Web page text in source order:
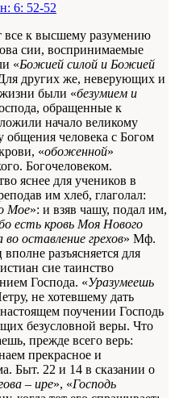
6: 52-52
все к высшему разумению
сии, воспринимаемые
«Божией силой и Божией
других же, неверующих и
были «безумием и
обращенные к
начало великому
общения человека с Богом
«обоженной»
Богочеловеком.
яснее для учеников в
им хлеб, глаголал:
Мое»: и взяв чашу, подал им,
есть кровь Моя Нового
оставление грехов» Мф.
разъясняется для
сие таинство
Господа. «Уразумеешь
не хотевшему дать
поучении Господь
безусловной веры. Что
прежде всего верь:
прекрасное и
Быт. 22 и 14 в сказании о
– ире», «Господь